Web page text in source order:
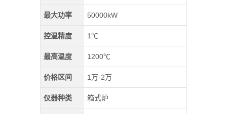
最大功率 50000kW
控温精度 1℃
最高温度 1200℃
价格区间 1万-2万
仪器种类 箱式炉